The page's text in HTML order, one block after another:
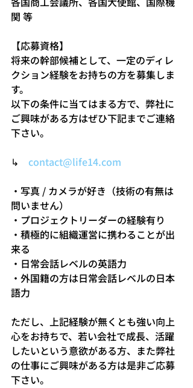
関 等
【応募資格】
将来の幹部候補として、一定のディレ
クション経験をお持ちの方を募集しま
す。
以下の条件に当てはまる方で、弊社に
ご興味がある方はぜひ下記までご連絡
下さい。
↳ contact@life14.com
・写真 / カメラが好き（技術の有無は
問いません）
・プロジェクトリーダーの経験有り
・積極的に組織運営に携わることが出
来る
・日常会話レベルの英語力
・外国籍の方は日常会話レベルの日本
語力
ただし、上記経験が無くとも強い向上
心をお持ちで、若い会社で成長、活躍
したいという意欲がある方、また弊社
の仕事にご興味がある方は是非ご応募
下さい。